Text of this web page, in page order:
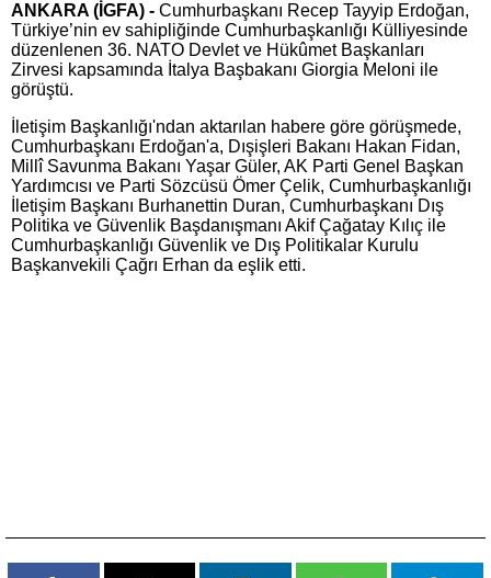
ANKARA (İGFA) - Cumhurbaşkanı Recep Tayyip Erdoğan,
Türkiye’nin ev sahipliğinde Cumhurbaşkanlığı Külliyesinde
düzenlenen 36. NATO Devlet ve Hükûmet Başkanları
Zirvesi kapsamında İtalya Başbakanı Giorgia Meloni ile
görüştü.
İletişim Başkanlığı'ndan aktarılan habere göre görüşmede,
Cumhurbaşkanı Erdoğan'a, Dışişleri Bakanı Hakan Fidan,
Millî Savunma Bakanı Yaşar Güler, AK Parti Genel Başkan
Yardımcısı ve Parti Sözcüsü Ömer Çelik, Cumhurbaşkanlığı
İletişim Başkanı Burhanettin Duran, Cumhurbaşkanı Dış
Politika ve Güvenlik Başdanışmanı Akif Çağatay Kılıç ile
Cumhurbaşkanlığı Güvenlik ve Dış Politikalar Kurulu
Başkanvekili Çağrı Erhan da eşlik etti.